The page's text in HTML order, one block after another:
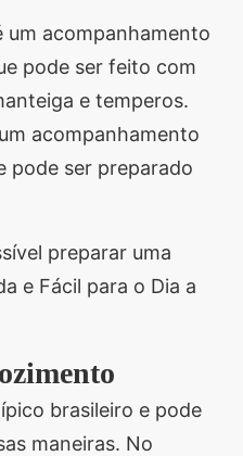
um acompanhamento
pode ser feito com
e temperos.
acompanhamento
pode ser preparado
preparar uma
e Fácil para o Dia a
brasileiro e pode
maneiras. No